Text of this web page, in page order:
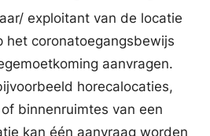
exploitant van de locatie
het coronatoegangsbewijs
aanvragen.
horecalocaties,
binnenruimtes van een
kan één aanvraag worden